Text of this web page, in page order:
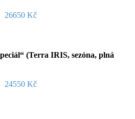
26650 Kč
(Terra IRIS, sezóna, plná
24550 Kč